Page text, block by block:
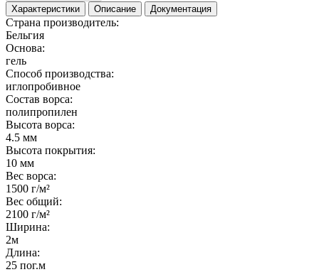
Характеристики
Описание Документация
Страна производитель:
Бельгия
Основа:
гель
Способ производства:
иглопробивное
Состав ворса:
полипропилен
Высота ворса:
4.5 мм
Высота покрытия:
10 мм
Вес ворса:
1500 г/м²
Вес общий:
2100 г/м²
Ширина:
2м
Длина:
25 пог.м